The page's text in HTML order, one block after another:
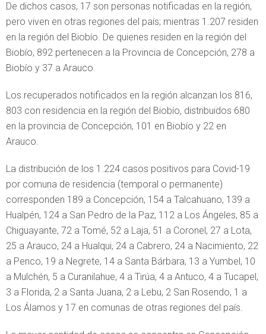
De dichos casos, 17 son personas notificadas en la región,
pero viven en otras regiones del país; mientras 1.207 residen
en la región del Biobío. De quienes residen en la región del
Biobío, 892 pertenecen a la Provincia de Concepción, 278 a
Biobío y 37 a Arauco.
Los recuperados notificados en la región alcanzan los 816,
803 con residencia en la región del Biobío, distribuidos 680
en la provincia de Concepción, 101 en Biobío y 22 en
Arauco.
La distribución de los 1.224 casos positivos para Covid-19
por comuna de residencia (temporal o permanente)
corresponden 189 a Concepción, 154 a Talcahuano, 139 a
Hualpén, 124 a San Pedro de la Paz, 112 a Los Ángeles, 85 a
Chiguayante, 72 a Tomé, 52 a Laja, 51 a Coronel, 27 a Lota,
25 a Arauco, 24 a Hualqui, 24 a Cabrero, 24 a Nacimiento, 22
a Penco, 19 a Negrete, 14 a Santa Bárbara, 13 a Yumbel, 10
a Mulchén, 5 a Curanilahue, 4 a Tirúa, 4 a Antuco, 4 a Tucapel,
3 a Florida, 2 a Santa Juana, 2 a Lebu, 2 San Rosendo, 1 a
Los Álamos y 17 en comunas de otras regiones del país.